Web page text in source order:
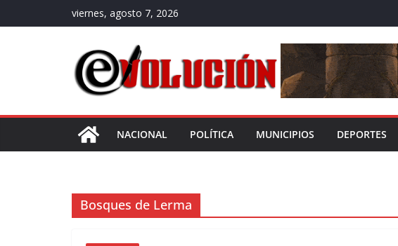
al
viernes, agosto 7, 2026
NACIONAL POLÍTICA MUNICIPIOS DEPORTES
Bosques de Lerma